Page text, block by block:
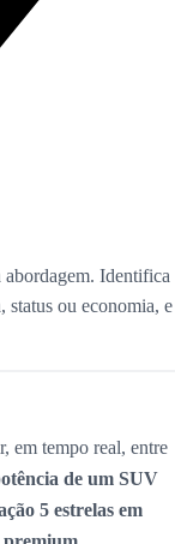
abordagem. Identifica
status ou economia, e
em tempo real, entre
de um SUV
5 estrelas em